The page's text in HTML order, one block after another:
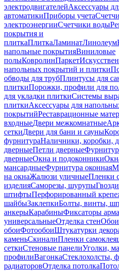
электродвигателейАксессуары
автоматикиПриборы учета
электроэнергииСчетчики воды
покрытия и
плиткаПлиткаЛаминатЛинолеум
напольные покрытияВиниловые
полыКовролинПаркет
напольных покрытий и плитки
обводы для трубПлинтусы для
плиткиПорожки, профили для
для укладки плиткиСистемы
плиткиАксессуары для
покрытийРеставрационные
входныеДвери межкомнатные
сеткиДвери для бани и сауны
фурнитураНаличники, коробки,
дверныеПетли дверные
дверныеОкна и подоконники
мансардныеФурнитура оконная
на окнаЖалюзи уличныеПленки
изделияСаморезы, шурупыГвозди
штифтыПерфорированный
шайбыЗаклепкиБолты, винты,
анкерыКарабиныФиксаторы
универсальныеОтделка стенОбои
обоиФотообоиШтукатурки
каменьСкиналиПленки
сеткиСтеновые панелиУголки,
профилиВагонкаСтеклохолсты,
радиаторовОтделка потолка